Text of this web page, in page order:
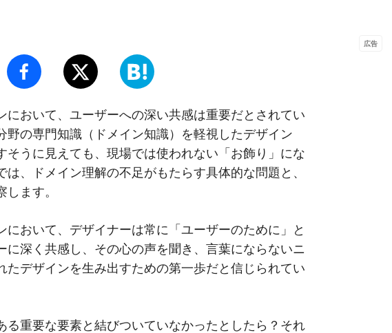
において、ユーザーへの深い共感は重要だとされてい
野の専門知識（ドメイン知識）を軽視したデザイン
そうに見えても、現場では使われない「お飾り」にな
、ドメイン理解の不足がもたらす具体的な問題と、
ます。
において、デザイナーは常に「ユーザーのために」と
に深く共感し、その心の声を聞き、言葉にならないニ
たデザインを生み出すための第一歩だと信じられてい
る重要な要素と結びついていなかったとしたら？それ
広告